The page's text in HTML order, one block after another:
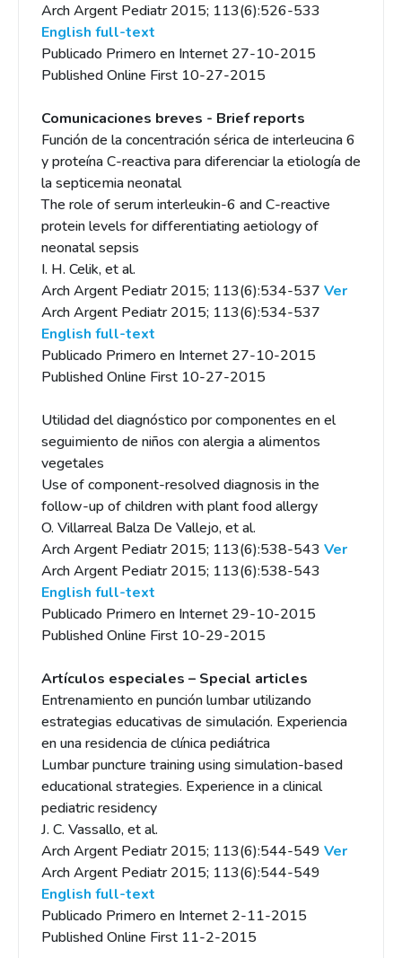
Arch Argent Pediatr 2015; 113(6):526-533
English full-text
Publicado Primero en Internet 27-10-2015
Published Online First 10-27-2015
Comunicaciones breves - Brief reports
Función de la concentración sérica de interleucina 6
y proteína C-reactiva para diferenciar la etiología de
la septicemia neonatal
The role of serum interleukin-6 and C-reactive
protein levels for differentiating aetiology of
neonatal sepsis
I. H. Celik, et al.
Arch Argent Pediatr 2015; 113(6):534-537 Ver
Arch Argent Pediatr 2015; 113(6):534-537
English full-text
Publicado Primero en Internet 27-10-2015
Published Online First 10-27-2015
Utilidad del diagnóstico por componentes en el
seguimiento de niños con alergia a alimentos
vegetales
Use of component-resolved diagnosis in the
follow-up of children with plant food allergy
O. Villarreal Balza De Vallejo, et al.
Arch Argent Pediatr 2015; 113(6):538-543 Ver
Arch Argent Pediatr 2015; 113(6):538-543
English full-text
Publicado Primero en Internet 29-10-2015
Published Online First 10-29-2015
Artículos especiales – Special articles
Entrenamiento en punción lumbar utilizando
estrategias educativas de simulación. Experiencia
en una residencia de clínica pediátrica
Lumbar puncture training using simulation-based
educational strategies. Experience in a clinical
pediatric residency
J. C. Vassallo, et al.
Arch Argent Pediatr 2015; 113(6):544-549 Ver
Arch Argent Pediatr 2015; 113(6):544-549
English full-text
Publicado Primero en Internet 2-11-2015
Published Online First 11-2-2015